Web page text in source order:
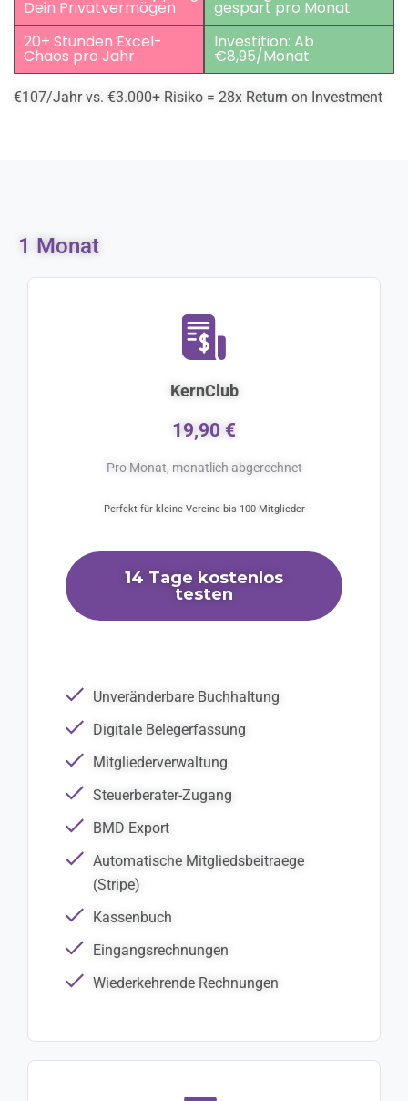
Dein Privatvermögen
20+ Stunden Excel-
Chaos pro Jahr
gespart pro Monat
Investition: Ab
€8,95/Monat
€107/Jahr vs. €3.000+ Risiko = 28x Return on Investment
1 Monat
KernClub
19,90 €
Pro Monat, monatlich abgerechnet
Perfekt für kleine Vereine bis 100 Mitglieder
14 Tage kostenlos
testen
Unveränderbare Buchhaltung
Digitale Belegerfassung
Mitgliederverwaltung
Steuerberater-Zugang
BMD Export
Automatische Mitgliedsbeitraege
(Stripe)
Kassenbuch
Eingangsrechnungen
Wiederkehrende Rechnungen